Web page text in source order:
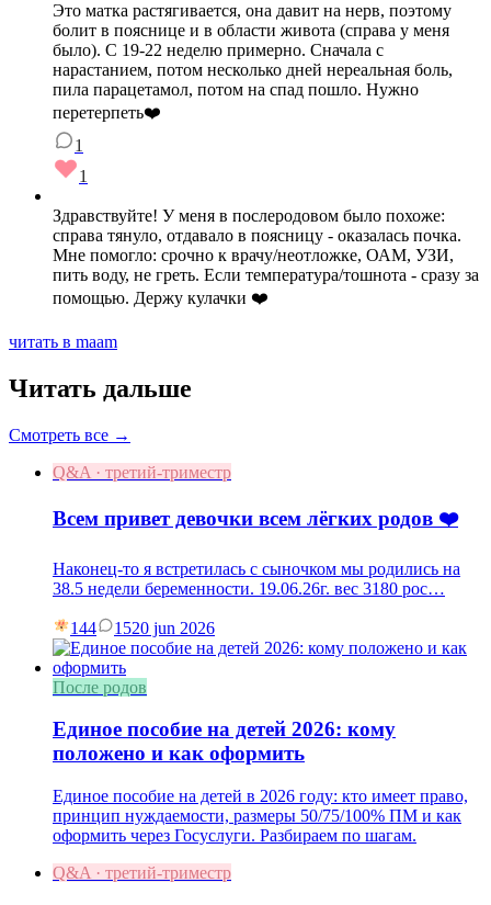
Это матка растягивается, она давит на нерв, поэтому
болит в пояснице и в области живота (справа у меня
было). С 19-22 неделю примерно. Сначала с
нарастанием, потом несколько дней нереальная боль,
пила парацетамол, потом на спад пошло. Нужно
перетерпеть❤️
1
1
Здравствуйте! У меня в послеродовом было похоже:
справа тянуло, отдавало в поясницу - оказалась почка.
Мне помогло: срочно к врачу/неотложке, ОАМ, УЗИ,
пить воду, не греть. Если температура/тошнота - сразу за
помощью. Держу кулачки ❤️
читать в maam
Читать дальше
Смотреть все →
Q&A · третий-триместр
Всем привет девочки всем лёгких родов ❤️
Наконец-то я встретилась с сыночком мы родились на
38.5 недели беременности. 19.06.26г. вес 3180 рос…
144 1520 jun 2026
После родов
Единое пособие на детей 2026: кому
положено и как оформить
Единое пособие на детей в 2026 году: кто имеет право,
принцип нуждаемости, размеры 50/75/100% ПМ и как
оформить через Госуслуги. Разбираем по шагам.
Q&A · третий-триместр